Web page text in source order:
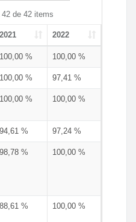
de 42 items
2021 2022
100,00 % 100,00 %
100,00 % 97,41 %
100,00 % 100,00 %
94,61 % 97,24 %
98,78 % 100,00 %
88,61 % 100,00 %